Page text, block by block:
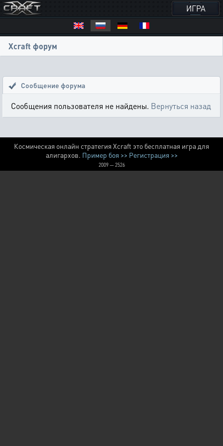
ИГРА
Xcraft форум
Сообщение форума
Сообщения пользователя не найдены. Вернуться назад
Космическая онлайн стратегия Xcraft это бесплатная игра для
алигархов. Пример боя >> Регистрация >>
2009 — 2526